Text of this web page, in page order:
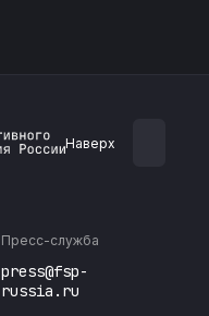
Наверх
Пресс-служба
press@fsp-
russia.ru